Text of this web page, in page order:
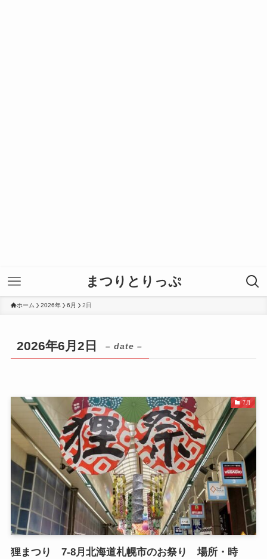
まつりとりっぷ
ホーム 2026年 6月 2日
2026年6月2日 – date –
7月
狸まつり 7-8月北海道札幌市のお祭り 場所・時